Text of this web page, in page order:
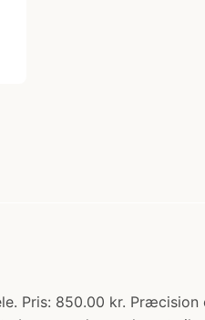
Pris: 850.00 kr.